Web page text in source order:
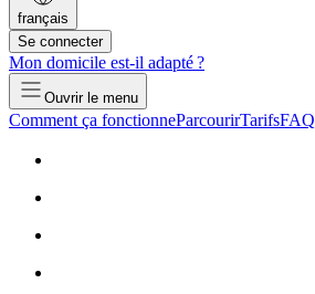
français
Se connecter
Mon domicile est-il adapté ?
Ouvrir le menu
Comment ça fonctionneParcourirTarifsFAQ